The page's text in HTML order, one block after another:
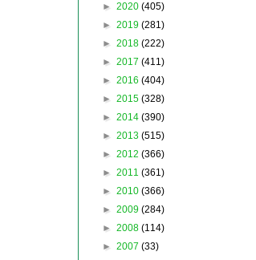
► 2020 (405)
► 2019 (281)
► 2018 (222)
► 2017 (411)
► 2016 (404)
► 2015 (328)
► 2014 (390)
► 2013 (515)
► 2012 (366)
► 2011 (361)
► 2010 (366)
► 2009 (284)
► 2008 (114)
► 2007 (33)